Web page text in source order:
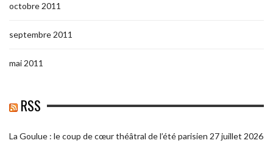
octobre 2011
septembre 2011
mai 2011
RSS
La Goulue : le coup de cœur théâtral de l’été parisien 27 juillet 2026